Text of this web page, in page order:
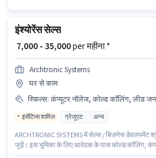
इंश्योरेंस सेल्स
₹ 7,000 - 35,000per महीना *
Archtronic Systems
घर से काम
स्किल्स: कंप्यूटर नॉलेज, कोल्ड कॉलिंग, लीड
इंसेंटिव्स शामिल ग्रेजुएट अन्य
ARCHTRONIC SYSTEMS में सेल्स / बिज़नेस डेवलपमेंट
जुड़ें। इस भूमिका के लिए आवेदक के पास कोल्ड कॉलिंग,